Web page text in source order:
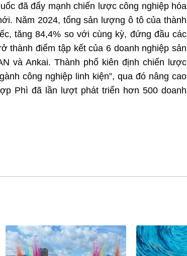
đã đẩy mạnh chiến lược công nghiệp hóa
Năm 2024, tổng sản lượng ô tô của thành
tăng 84,4% so với cùng kỳ, đứng đầu các
thành điểm tập kết của 6 doanh nghiệp sản
và Ankai. Thành phố kiên định chiến lược
công nghiệp linh kiện”, qua đó nâng cao
Phì đã lần lượt phát triển hơn 500 doanh